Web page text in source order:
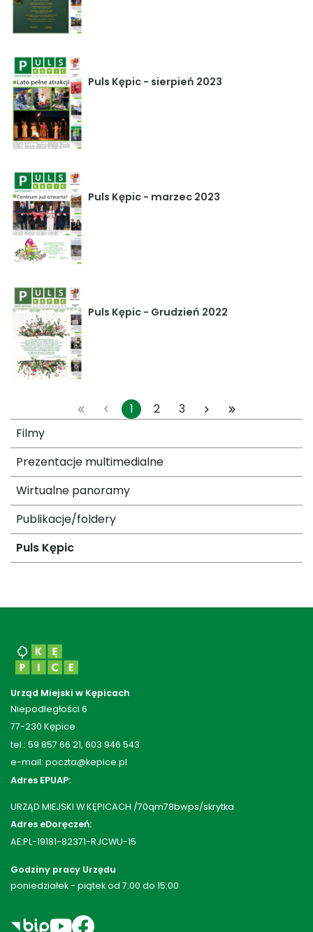
Puls Kępic - sierpień 2023
Puls Kępic - marzec 2023
Puls Kępic - Grudzień 2022
1 2
3
Filmy
Prezentacje multimedialne
Wirtualne panoramy
Publikacje/foldery
Puls Kępic
Urząd Miejski w Kępicach
Niepodległości 6
77-230 Kępice
tel.: 59 857 66 21, 603 946 543
e-mail: poczta@kepice.pl
Adres EPUAP:
URZĄD MIEJSKI W KĘPICACH /70qm78bwps/skrytka
Adres eDoręczeń:
AE:PL-19181-82371-RJCWU-15
Godziny pracy Urzędu
poniedziałek - piątek od 7:00 do 15:00